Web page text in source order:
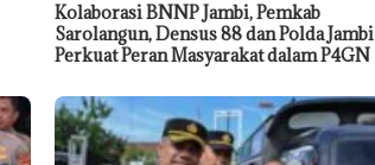
Kolaborasi BNNP Jambi, Pemkab
Sarolangun, Densus 88 dan Polda Jambi
Perkuat Peran Masyarakat dalam P4GN